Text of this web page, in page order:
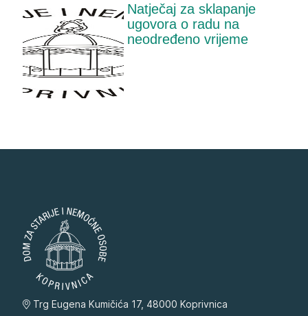
Natječaj za sklapanje
ugovora o radu na
neodređeno vrijeme
Trg Eugena Kumičića 17, 48000 Koprivnica